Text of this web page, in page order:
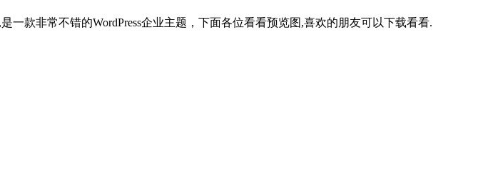
一款非常不错的WordPress企业主题，下面各位看看预览图,喜欢的朋友可以下载看看.